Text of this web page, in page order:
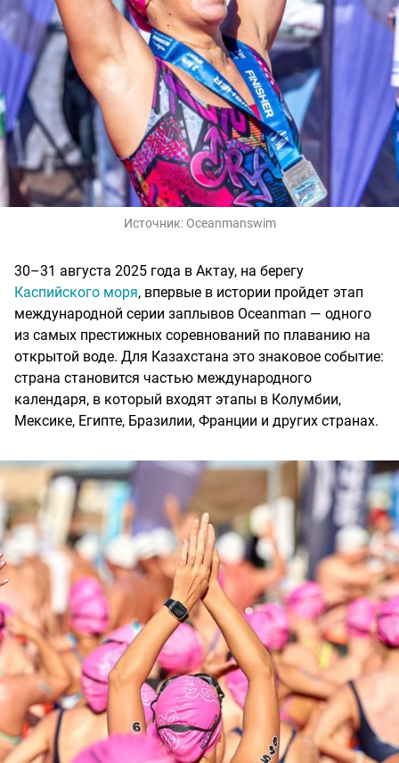
Источник: Oceanmanswim
30–31 августа 2025 года в Актау, на берегу
Каспийского моря, впервые в истории пройдет этап
международной серии заплывов Oceanman — одного
из самых престижных соревнований по плаванию на
открытой воде. Для Казахстана это знаковое событие:
страна становится частью международного
календаря, в который входят этапы в Колумбии,
Мексике, Египте, Бразилии, Франции и других странах.